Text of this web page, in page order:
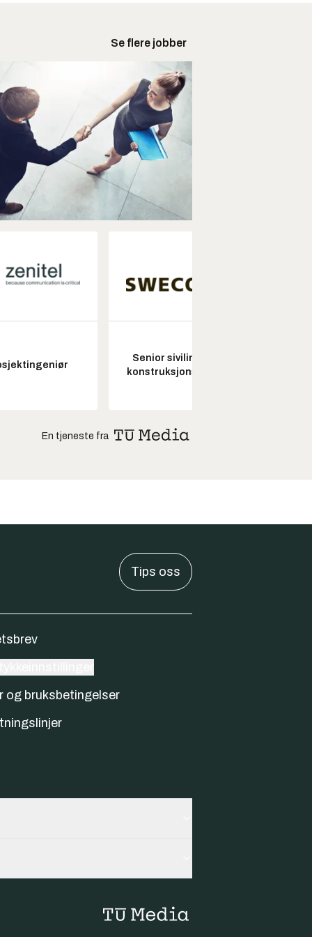
Se flere jobber
Senior sivilingeniør
konstruksjonsteknikk
En tjeneste fra
Tips oss
og bruksbetingelser